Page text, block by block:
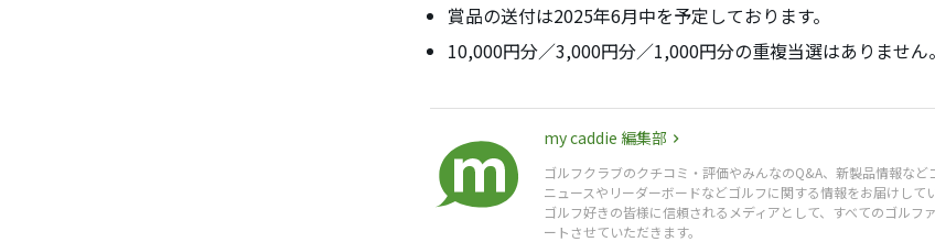
賞品の送付は2025年6月中を予定しております。
10,000円分／3,000円分／1,000円分の重複当選はありません。
my caddie 編集部
ゴルフクラブのクチコミ・評価やみんなのQ&A、新製品情報な
ニュースやリーダーボードなどゴルフに関する情報をお届けしてい
ゴルフ好きの皆様に信頼されるメディアとして、すべてのゴルフ
ートさせていただきます。